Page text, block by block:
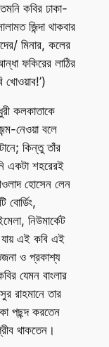
কবির ঢাকা-
জিন্দা থাকবার
মিনার, কলের
ফকিরের লাঠির
খোওয়াব!’)
কলকাতাকে
নেওয়া বলে
কিন্তু তাঁর
একটা শহরেরই
হোসেন লেন
বোর্ডিং,
নিউমার্কেট
যায় এই কবি এই
ও প্রকাশ্য
যেমন বাংলার
রাহমানে তার
পছন্দ করতেন
থাকতেন।